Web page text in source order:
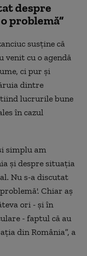
despre
problemă”
susține că
venit cu o agendă
ci pur şi
dintre
lucrurile bune
în cazul
simplu am
şi despre situaţia
Nu s-a discutat
Chiar aş
ori - şi în
- faptul că au
din România”, a